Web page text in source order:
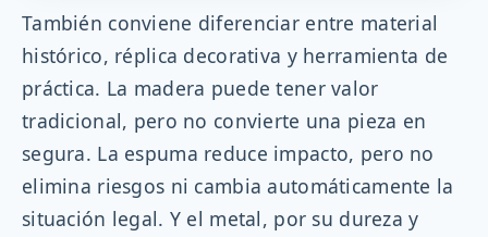
También conviene diferenciar entre material
histórico, réplica decorativa y herramienta de
práctica. La madera puede tener valor
tradicional, pero no convierte una pieza en
segura. La espuma reduce impacto, pero no
elimina riesgos ni cambia automáticamente la
situación legal. Y el metal, por su dureza y